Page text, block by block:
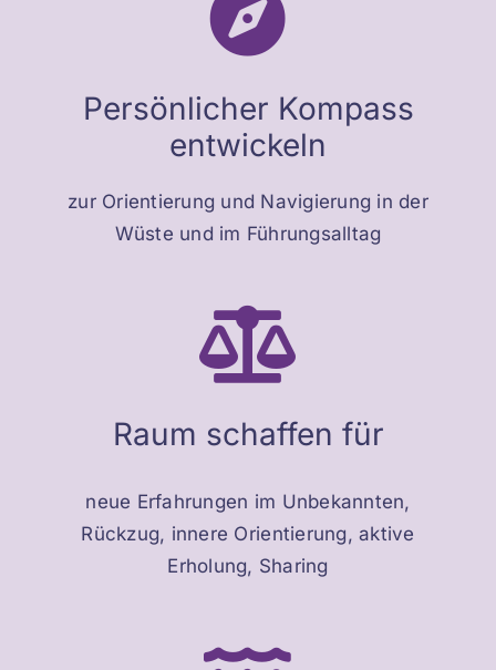
Persönlicher Kompass
entwickeln
zur Orientierung und Navigierung in der
Wüste und im Führungsalltag
Raum schaffen für
neue Erfahrungen im Unbekannten,
Rückzug, innere Orientierung, aktive
Erholung, Sharing